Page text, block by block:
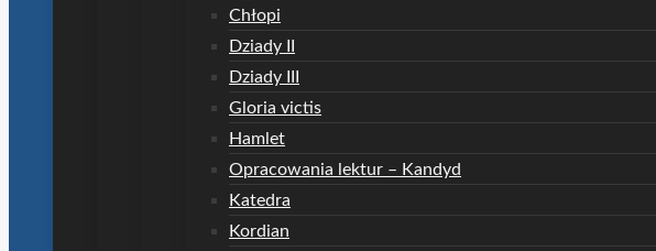
Chłopi
Dziady II
Dziady III
Gloria victis
Hamlet
Opracowania lektur – Kandyd
Katedra
Kordian